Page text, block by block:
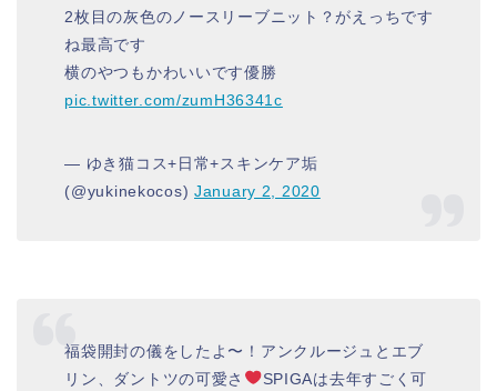
2枚目の灰色のノースリーブニット？がえっちです
ね最高です
横のやつもかわいいです優勝
pic.twitter.com/zumH36341c
— ゆき猫コス+日常+スキンケア垢
(@yukinekocos) January 2, 2020
福袋開封の儀をしたよ〜！アンクルージュとエブ
リン、ダントツの可愛さ
SPIGAは去年すごく可